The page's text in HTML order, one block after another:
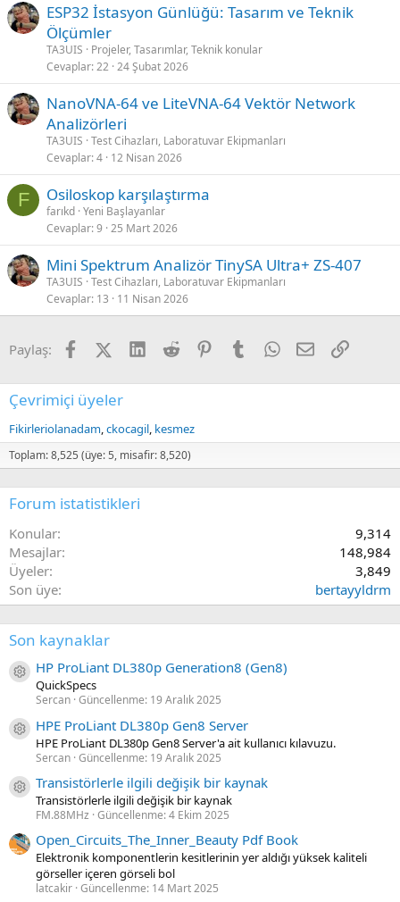
ESP32 İstasyon Günlüğü: Tasarım ve Teknik
Ölçümler
TA3UIS
Projeler, Tasarımlar, Teknik konular
Cevaplar 22 24 Şubat 2026
NanoVNA-64 ve LiteVNA-64 Vektör Network
Analizörleri
TA3UIS Test Cihazları, Laboratuvar Ekipmanları
Cevaplar 4 12 Nisan 2026
F Osiloskop karşılaştırma
farıkd Yeni Başlayanlar
Cevaplar 9 25 Mart 2026
Mini Spektrum Analizör TinySA Ultra+ ZS-407
TA3UIS Test Cihazları, Laboratuvar Ekipmanları
Cevaplar 13 11 Nisan 2026
Paylaş: FacebookX (Twitter)
LinkedIn
Reddit PinterestTumblrWhatsApp
E-postaLink
Çevrimiçi üyeler
Fikirleriolanadam ckocagil kesmez
Toplam: 8,525 (üye: 5, misafir: 8,520)
Forum istatistikleri
Konular
9,314
Mesajlar
148,984
Üyeler
3,849
Son üye
bertayyldrm
Son kaynaklar
Kaynak ikon/amblem
HP ProLiant DL380p Generation8 (Gen8)
QuickSpecs
Sercan Güncellenme: 19 Aralık 2025
Kaynak ikon/amblem
HPE ProLiant DL380p Gen8 Server
HPE ProLiant DL380p Gen8 Server'a ait kullanıcı kılavuzu.
Sercan Güncellenme: 19 Aralık 2025
Kaynak ikon/amblem
Transistörlerle ilgili değişik bir kaynak
Transistörlerle ilgili değişik bir kaynak
FM.88MHz Güncellenme:4 Ekim 2025
Open_Circuits_The_Inner_Beauty Pdf Book
Elektronik komponentlerin kesitlerinin yer aldığı yüksek kaliteli
görseller içeren görseli bol
latcakir Güncellenme: 14 Mart 2025